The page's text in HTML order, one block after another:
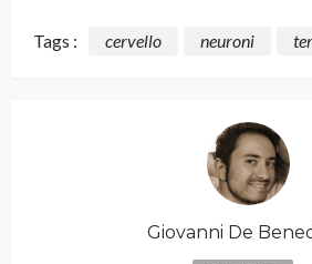
Tags : cervello neuroni
Giovanni De